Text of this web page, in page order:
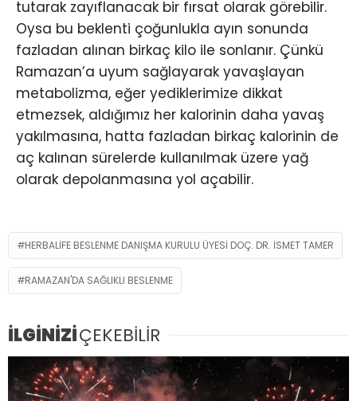
tutarak zayıflanacak bir fırsat olarak görebilir.
Oysa bu beklenti çoğunlukla ayın sonunda
fazladan alınan birkaç kilo ile sonlanır. Çünkü
Ramazan’a uyum sağlayarak yavaşlayan
metabolizma, eğer yediklerimize dikkat
etmezsek, aldığımız her kalorinin daha yavaş
yakılmasına, hatta fazladan birkaç kalorinin de
aç kalınan sürelerde kullanılmak üzere yağ
olarak depolanmasına yol açabilir.
HERBALIFE BESLENME DANIŞMA KURULU ÜYESI DOÇ. DR. İSMET TAMER
RAMAZAN'DA SAĞLIKLI BESLENME
İLGİNİZİÇEKEBİLİR